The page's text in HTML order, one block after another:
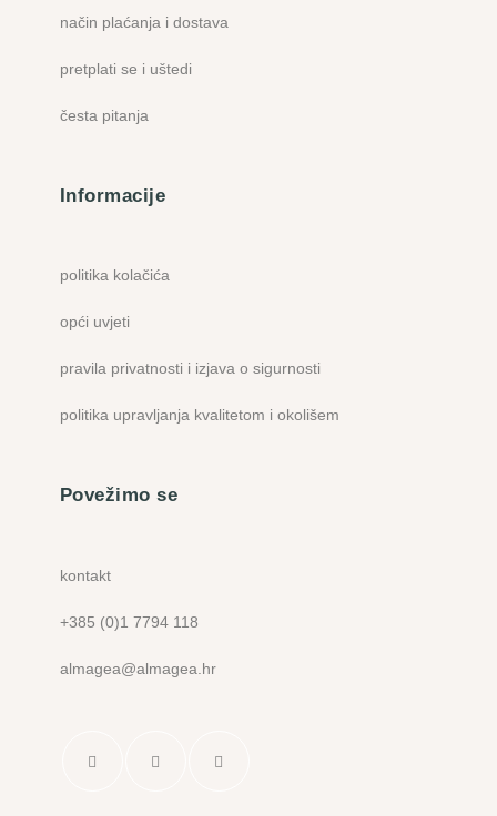
način plaćanja i dostava
pretplati se i uštedi
česta pitanja
Informacije
politika kolačića
opći uvjeti
pravila privatnosti i izjava o sigurnosti
politika upravljanja kvalitetom i okolišem
Povežimo se
kontakt
+385 (0)1 7794 118
almagea@almagea.hr